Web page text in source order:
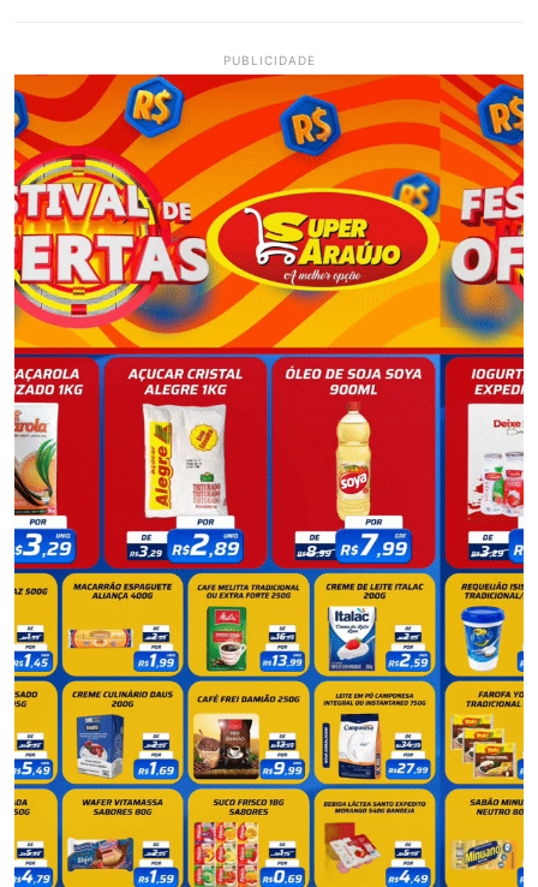
PUBLICIDADE